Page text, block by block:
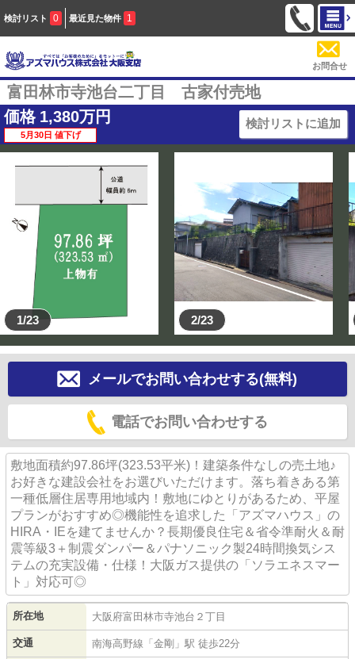
検討リスト 0 最近見た物件 1
お問合せ
富田林市寺池台二丁目 古家付売地
価格 1,380万円
5月30日 値下げ
検討リストに追加
1/23 2/23
メールでお問い合わせする(無料)
電話でお問い合わせする
敷地面積約97.86坪(323.53平米)！建築条件なしの売土地♪
お好きな建設会社をお選びいただけます。落ち着きある第
一種低層住居専用地域内！敷地にゆとりがあるため、平屋
プランがおすすめ◎機能性を追求した「アズマハウス」の
HIRA・IEを建てませんか？長期優良住宅＆省令準耐火＆耐
震等級3＋制震ダンパー＆パナソニック製24時間換気シス
テムの充実設備・仕様！大阪ガス提供の「ソラエネスマー
ト」対応可◎
所在地 大阪府富田林市寺池台 ２丁目
交通 南海高野線 「 金剛 」駅 徒歩22分